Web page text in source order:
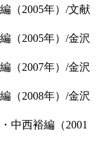
年）/文献
年）/金沢
年）/金沢
年）/金沢
裕編（2001